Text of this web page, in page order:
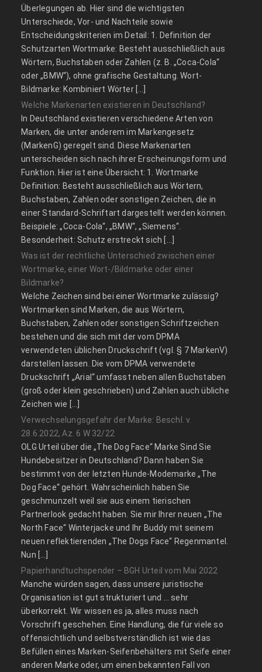
Überlegungen ab. Hier sind die wichtigsten
Unterschiede, Vor- und Nachteile sowie
Entscheidungskriterien im Detail: 1. Definition der
Schutzarten Wortmarke: Besteht ausschließlich aus
Wörtern, Buchstaben oder Zahlen (z. B. „Coca-Cola“
oder „BMW“), ohne grafische Gestaltung. Wort-
Bildmarke: Kombiniert Wörter […]
Welche Markenarten existieren in Deutschland?
In Deutschland existieren verschiedene Arten von
Marken, die unter anderem im Markengesetz
(MarkenG) geregelt sind. Diese Markenarten
unterscheiden sich nach ihrer Erscheinungsform und
Funktion. Hier ist eine Übersicht: 1. Wortmarke
Definition: Besteht ausschließlich aus Wörtern,
Buchstaben, Zahlen oder sonstigen Zeichen, die in
einer Standard-Schriftart dargestellt werden können.
Beispiele: „Coca-Cola“, „BMW“, „Siemens“.
Besonderheit: Schutz erstreckt sich […]
Was ist der rechtliche Unterschied zwischen einer
Wortmarke, einer Wort-/Bildmarke oder einer
Bildmarke?
Welche Zeichen sind bei einer Wortmarke zulässig?
Wortmarken sind Marken, die aus Wörtern,
Buchstaben, Zahlen oder sonstigen Schriftzeichen
bestehen und die sich mit der vom DPMA
verwendeten üblichen Druckschrift (vgl. § 7 MarkenV)
darstellen lassen. Die vom DPMA verwendete
Druckschrift „Arial“ umfasst neben allen Buchstaben
(groß oder klein geschrieben) und Zahlen auch übliche
Zeichen wie […]
Verwechselungsgefahr der Marke: Beschl. v.
28.6.2022, Az. 6 W 32/22
OLG Urteil über die „The Dog Face“ Marke Sind Sie
Hundebesitzer in Deutschland? Dann haben Sie
bestimmt von der letzten Hunde-Modemarke „The
Dog Face“ gehört. Wahrscheinlich haben Sie
geschmunzelt weil sie aus einem tierischen
Partnerlook gedacht haben. Sie mir Ihrer neuen „The
North Face“ Winterjacke und Ihr Buddy mit seinem
neuen reflektierenden „The Dogs Face“ Regenmantel.
Nun […]
Papierhandtuchspender – BGH Urteil vom Mai 2022
Manche würden sagen, dass unsere juristische
Organisation ist gut strukturiert und … sehr
überkorrekt. Wir wissen es ja, alles muss nach
Vorschrift geschehen. Eine Handlung, die für viele so
offensichtlich und selbstverständlich ist wie das
Befüllen eines Marken-Seifenbehälters mit Seife einer
anderen Marke oder, um einen bekannten Fall von